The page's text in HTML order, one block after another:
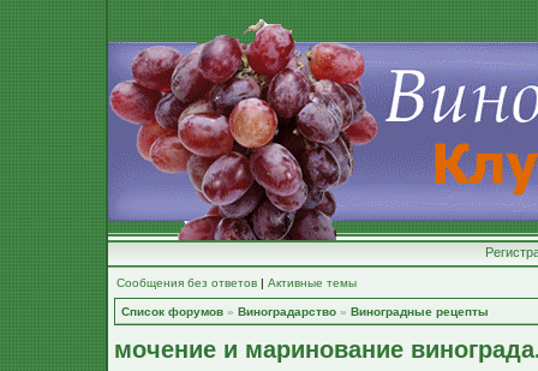
Сообщения без ответов | Активные темы
Список форумов » Виноградарство » Виноградные рецепты
мочение и маринование